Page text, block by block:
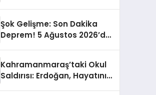
Şok Gelişme: Son Dakika
Deprem! 5 Ağustos 2026’da
Kahramanmaraş’taki Okul
Saldırısı: Erdoğan, Hayatını